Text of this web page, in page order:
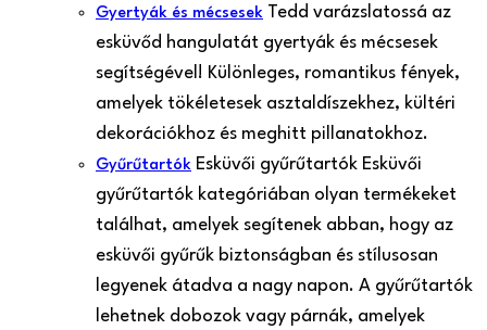
Gyertyák és mécsesek Tedd varázslatossá az
esküvőd hangulatát gyertyák és mécsesek
segítségével! Különleges, romantikus fények,
amelyek tökéletesek asztaldíszekhez, kültéri
dekorációkhoz és meghitt pillanatokhoz.
Gyűrűtartók Esküvői gyűrűtartók Esküvői
gyűrűtartók kategóriában olyan termékeket
találhat, amelyek segítenek abban, hogy az
esküvői gyűrűk biztonságban és stílusosan
legyenek átadva a nagy napon. A gyűrűtartók
lehetnek dobozok vagy párnák, amelyek